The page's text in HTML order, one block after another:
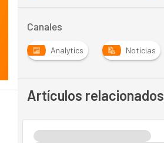
Canales
Analytics Noticias
Artículos relacionados